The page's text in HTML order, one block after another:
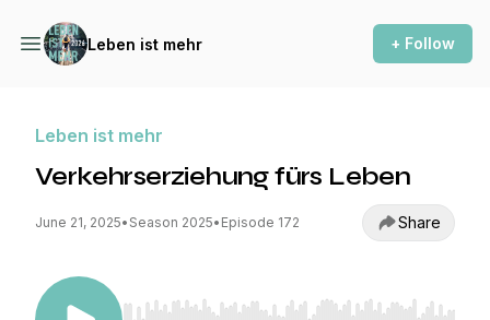
Leben ist mehr + Follow
Leben ist mehr
Verkehrserziehung fürs Leben
June 21, 2025• Season 2025• Episode 172 Share